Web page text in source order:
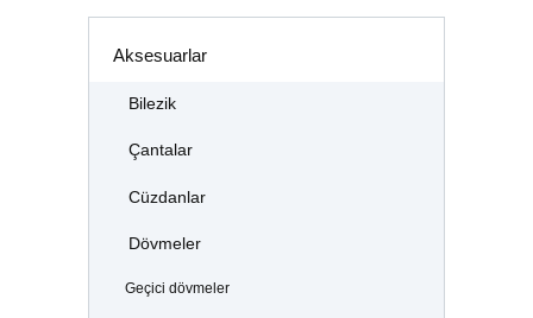
Aksesuarlar
Bilezik
Çantalar
Cüzdanlar
Dövmeler
Geçici dövmeler